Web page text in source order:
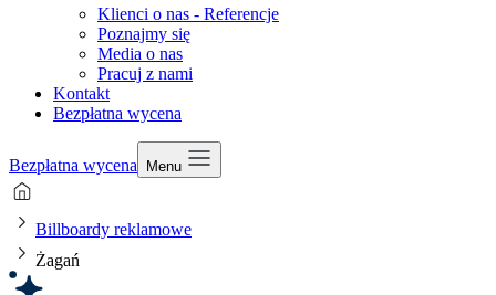
Klienci o nas - Referencje
Poznajmy się
Media o nas
Pracuj z nami
Kontakt
Bezpłatna wycena
Bezpłatna wycena Menu
Billboardy reklamowe
Żagań